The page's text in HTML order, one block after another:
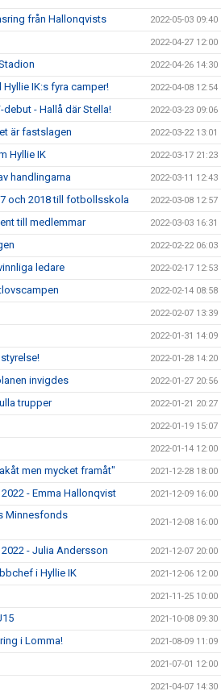
från Hallonqvists 2022-05-03 09:40
2022-04-27 12:00
2022-04-26 14:30
IK:s fyra camper! 2022-04-08 12:54
- Hallå där Stella! 2022-03-23 09:06
är fastslagen 2022-03-22 13:01
Hyllie IK 2022-03-17 21:23
handlingarna 2022-03-11 12:43
och 2018 till fotbollsskola 2022-03-08 12:57
till medlemmar 2022-03-03 16:31
2022-02-22 06:03
ledare 2022-02-17 12:53
2022-02-14 08:58
2022-02-07 13:39
2022-01-31 14:09
2022-01-28 14:20
invigdes 2022-01-27 20:56
trupper 2022-01-21 20:27
2022-01-19 15:07
2022-01-14 12:00
men mycket framåt" 2021-12-28 18:00
- Emma Hallonqvist 2021-12-09 16:00
Minnesfonds
2021-12-08 16:00
- Julia Andersson 2021-12-07 20:00
i Hyllie IK 2021-12-06 12:00
2021-11-25 10:00
2021-10-08 09:30
i Lomma! 2021-08-09 11:09
2021-07-01 12:00
2021-04-07 14:30